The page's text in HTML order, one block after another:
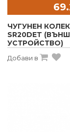
ЧУГУНЕН
SR20DET
УСТРОЙСТВО)
Добави в